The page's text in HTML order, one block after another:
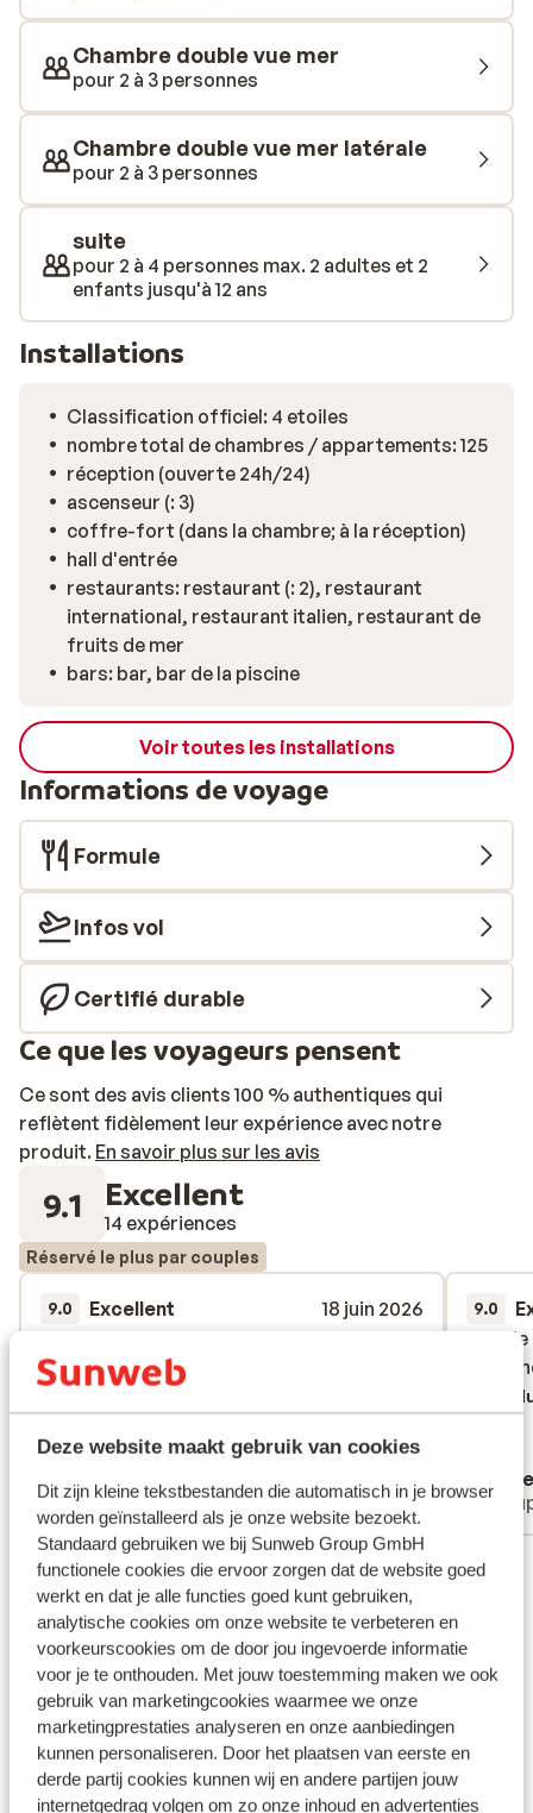
Deze website maakt gebruik van cookies
Dit zijn kleine tekstbestanden die automatisch in je browser
worden geïnstalleerd als je onze website bezoekt.
Standaard gebruiken we bij Sunweb Group GmbH
functionele cookies die ervoor zorgen dat de website goed
werkt en dat je alle functies goed kunt gebruiken,
analytische cookies om onze website te verbeteren en
voorkeurscookies om de door jou ingevoerde informatie
voor je te onthouden. Met jouw toestemming maken we ook
gebruik van marketingcookies waarmee we onze
marketingprestaties analyseren en onze aanbiedingen
kunnen personaliseren. Door het plaatsen van eerste en
derde partij cookies kunnen wij en andere partijen jouw
internetgedrag volgen om zo onze inhoud en advertenties
Capoeira Pub. Les chambres soignées et confortables.
Squash, basket-ball et volley-ball ne sont que quelques
exemples des activités sportives que vous pourrez
pratiquer ici. Et lorsqu'il est temps de se détendre, une
farnientel auront probablement besoin d'une place sur
l'un des transats autour de la piscine...
Chambre double vue mer
pour 2 à 3 personnes
Chambre double vue mer latérale
pour 2 à 3 personnes
suite
pour 2 à 4 personnes max. 2 adultes et 2
enfants jusqu'à 12 ans
Installations
Classification officiel: 4 etoiles
nombre total de chambres / appartements: 125
réception (ouverte 24h/24)
ascenseur (: 3)
coffre-fort (dans la chambre; à la réception)
hall d'entrée
restaurants: restaurant (: 2), restaurant
international, restaurant italien, restaurant de
fruits de mer
bars: bar, bar de la piscine
Voir toutes les installations
Informations de voyage
Formule
Infos vol
Certifié durable
Ce que les voyageurs pensent
Ce sont des avis clients 100 % authentiques qui
reflètent fidèlement leur expérience avec notre
produit. En savoir plus sur les avis
9.1 Excellent
14 expériences
Réservé le plus par couples
9.0 Excellent
18 juin 2026
heel goed ontbijt, weinig tot geen kinderen
heel goed ontbijt, weinig tot geen kinderen
Traduire en français (BE)
Ingrid
Couples
9.0
Voir toutes les 14 expériences
Emplacement
Afficher sur la carte